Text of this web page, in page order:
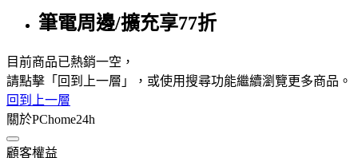
筆電周邊/擴充享77折
目前商品已熱銷一空，
請點擊「回到上一層」，或使用搜尋功能繼續瀏覽更多商品。
回到上一層
關於PChome24h
顧客權益